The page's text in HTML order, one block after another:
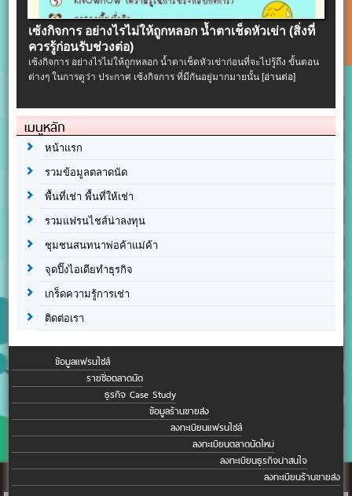
เซ้งกิจการ อย่างไรไม่ให้ถูกหลอก น้ำตาเช็ดหัวเข่า (สิ่งที่
ควรรู้ก่อนรับช่วงต่อ)
เซ้งกิจการ อย่างไรไม่ให้ถูกหลอก น้ำตาเช็ดหัวเข่าก่อนที่จะไปรู้ถึง ขั้นตอน
ต่างๆ ในการดูว่า ประกาศ เซ้งกิจการ ที่มีกันอยู่มากมายนั้น[อ่านต่อ]
เมนูหลัก
หน้าแรก
รวมข้อมูลตลาดนัด
พื้นที่เช่า พื้นที่ให้เช่า
รวมแฟรนไชส์น่าลงทุน
ชุมชนสนทนาพ่อค้าแม่ค้า
จุดปิ๊งไอเดียทำธุรกิจ
เกร็ดความรู้การเช่า
ติดต่อเรา
ข้อมูลแฟรนไชส์
รายชื่อตลาดนัด
ธุรกิจ Case Study
ข้อมูลร้านขายส่ง
ลงทะเบียนแฟรนไชส์
ลงทะเบียนตลาดนัดใหม่
ลงทะเบียนธุรกิจน่าสนใจ
ลงทะเบียนร้านขายส่ง